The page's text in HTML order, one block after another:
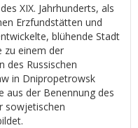
XIX. Jahrhunderts, als
Erzfundstätten und
blühende Stadt
zu einem der
des Russischen
in Dnipropetrowsk
aus der Benennung des
sowjetischen